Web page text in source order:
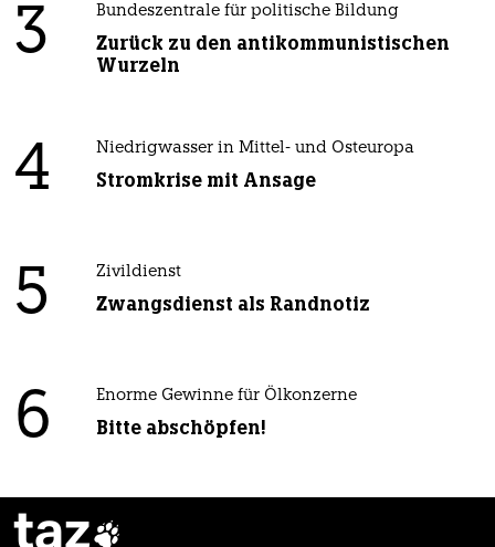
3 Bundeszentrale für politische Bildung
Zurück zu den antikommunistischen
Wurzeln
4 Niedrigwasser in Mittel- und Osteuropa
Stromkrise mit Ansage
5 Zivildienst
Zwangsdienst als Randnotiz
6 Enorme Gewinne für Ölkonzerne
Bitte abschöpfen!
taz